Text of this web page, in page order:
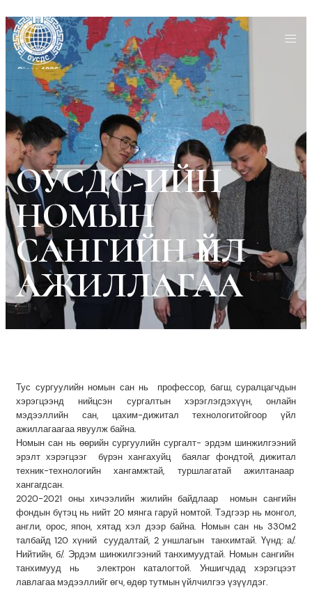
ОУСДС-ИЙН
НОМЫН
САНГИЙН ҮЙЛ
АЖИЛЛАГАА
Тус сургуулийн номын сан нь профессор, багш, суралцагчдын
хэрэгцээнд нийцсэн сургалтын хэрэглэгдэхүүн, онлайн
мэдээллийн сан, цахим-дижитал технологитойгоор үйл
ажиллагаагаа явуулж байна.
Номын сан нь өөрийн сургуулийн сургалт- эрдэм шинжилгээний
эрэлт хэрэгцээг бүрэн хангахуйц баялаг фондтой, дижитал
техник-технологийн хангамжтай, туршлагатай ажилтанаар
хангагдсан.
2020-2021 оны хичээлийн жилийн байдлаар номын сангийн
фондын бүтэц нь нийт 20 мянга гаруй номтой. Тэдгээр нь монгол,
англи, орос, япон, хятад хэл дээр байна. Номын сан нь 330м2
талбайд 120 хүний суудалтай, 2 уншлагын танхимтай. Үүнд: а/.
Нийтийн, б/. Эрдэм шинжилгээний танхимуудтай. Номын сангийн
танхимууд нь электрон каталогтой. Уншигчдад хэрэгцээт
лавлагаа мэдээллийг өгч, өдөр тутмын үйлчилгээ үзүүлдэг.